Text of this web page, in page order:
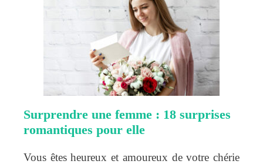
Surprendre une femme : 18 surprises
romantiques pour elle
Vous êtes heureux et amoureux de votre chérie